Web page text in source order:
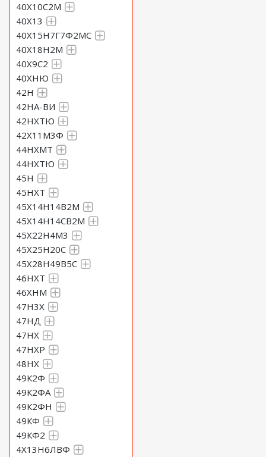
40Х10С2М
40Х13
40Х15Н7Г7Ф2МС
40Х18Н2М
40Х9С2
40ХНЮ
42Н
42НА-ВИ
42НХТЮ
42Х11М3Ф
44НХМТ
44НХТЮ
45Н
45НХТ
45Х14Н14В2М
45Х14Н14СВ2М
45Х22Н4М3
45Х25Н20С
45Х28Н49В5С
46НХТ
46ХНМ
47Н3Х
47НД
47НХ
47НХР
48НХ
49К2Ф
49К2ФА
49К2ФН
49КФ
49КФ2
4Х13Н6ЛВФ